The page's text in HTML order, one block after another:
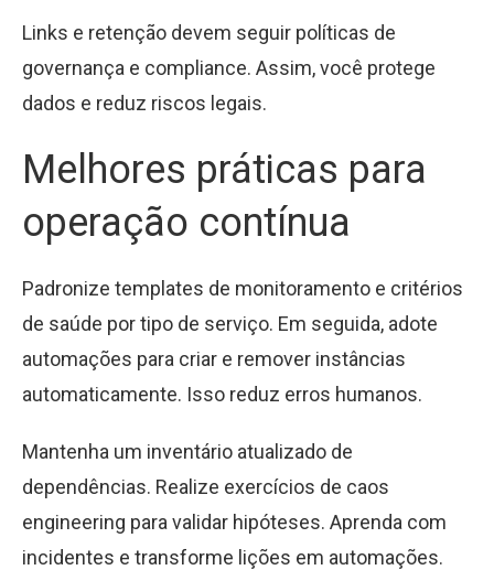
Links e retenção devem seguir políticas de
governança e compliance. Assim, você protege
dados e reduz riscos legais.
Melhores práticas para
operação contínua
Padronize templates de monitoramento e critérios
de saúde por tipo de serviço. Em seguida, adote
automações para criar e remover instâncias
automaticamente. Isso reduz erros humanos.
Mantenha um inventário atualizado de
dependências. Realize exercícios de caos
engineering para validar hipóteses. Aprenda com
incidentes e transforme lições em automações.